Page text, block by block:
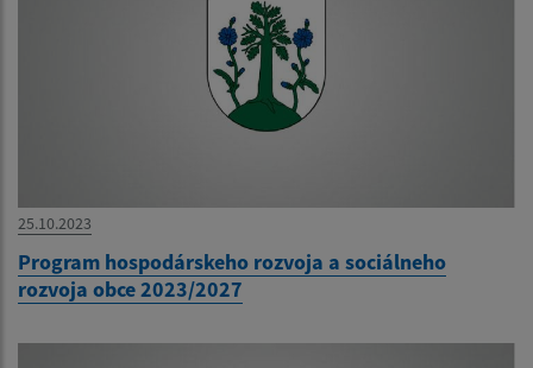
25.10.2023
Program hospodárskeho rozvoja a sociálneho
rozvoja obce 2023/2027